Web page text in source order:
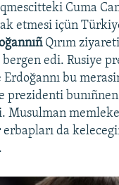
Cuma
etmesi içün
Qırım
edi. Rusiye
Erdoğannı bu
bunıñnen
Musulman
da